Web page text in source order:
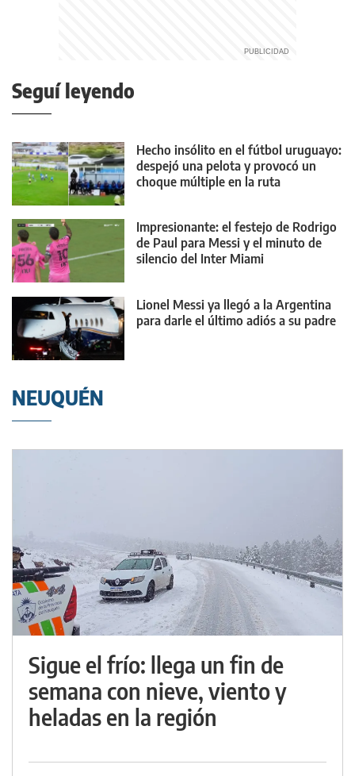
Seguí leyendo
Hecho insólito en el fútbol uruguayo:
despejó una pelota y provocó un
choque múltiple en la ruta
Impresionante: el festejo de Rodrigo
de Paul para Messi y el minuto de
silencio del Inter Miami
Lionel Messi ya llegó a la Argentina
para darle el último adiós a su padre
NEUQUÉN
Sigue el frío: llega un fin de
semana con nieve, viento y
heladas en la región